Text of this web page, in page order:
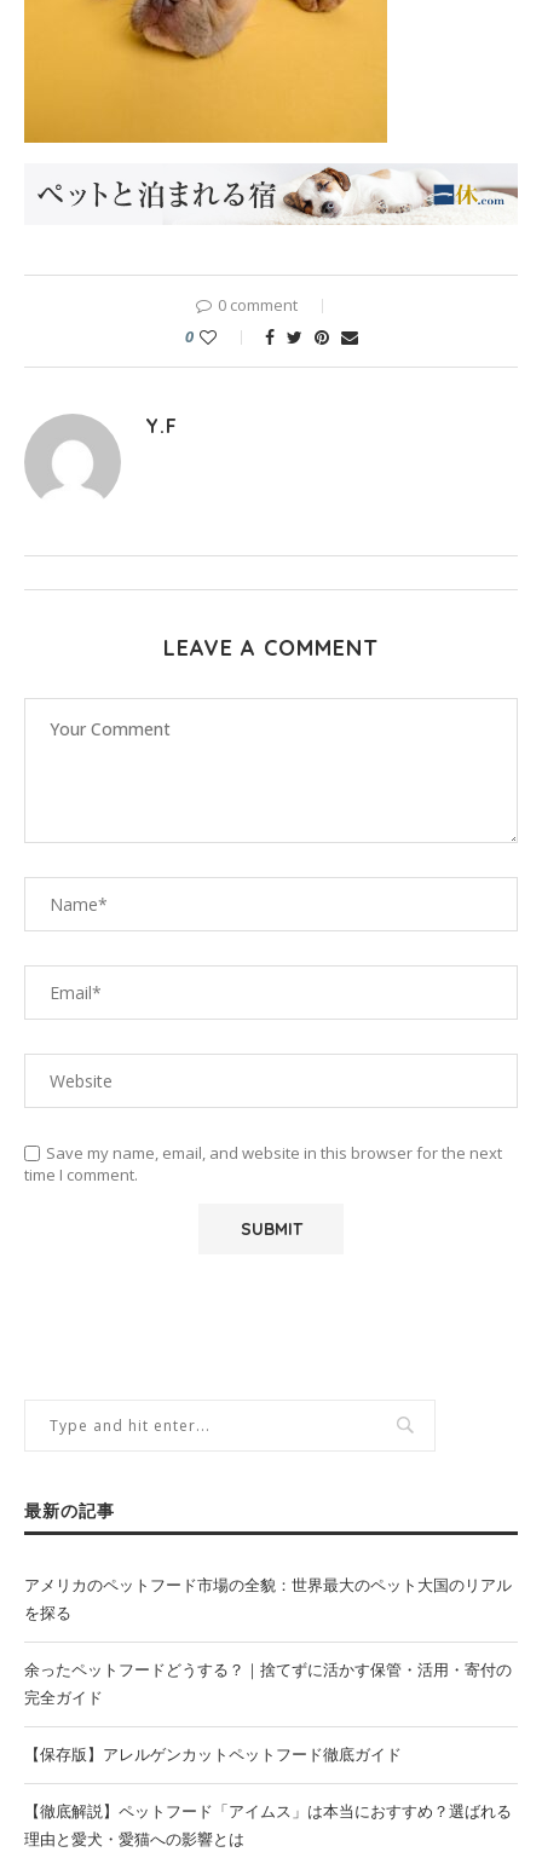
0 comment
0
Y.F
LEAVE A COMMENT
Save my name, email, and website in this browser for the next
time I comment.
最新の記事
アメリカのペットフード市場の全貌：世界最大のペット大国のリアル
を探る
余ったペットフードどうする？｜捨てずに活かす保管・活用・寄付の
完全ガイド
【保存版】アレルゲンカットペットフード徹底ガイド
【徹底解説】ペットフード「アイムス」は本当におすすめ？選ばれる
理由と愛犬・愛猫への影響とは